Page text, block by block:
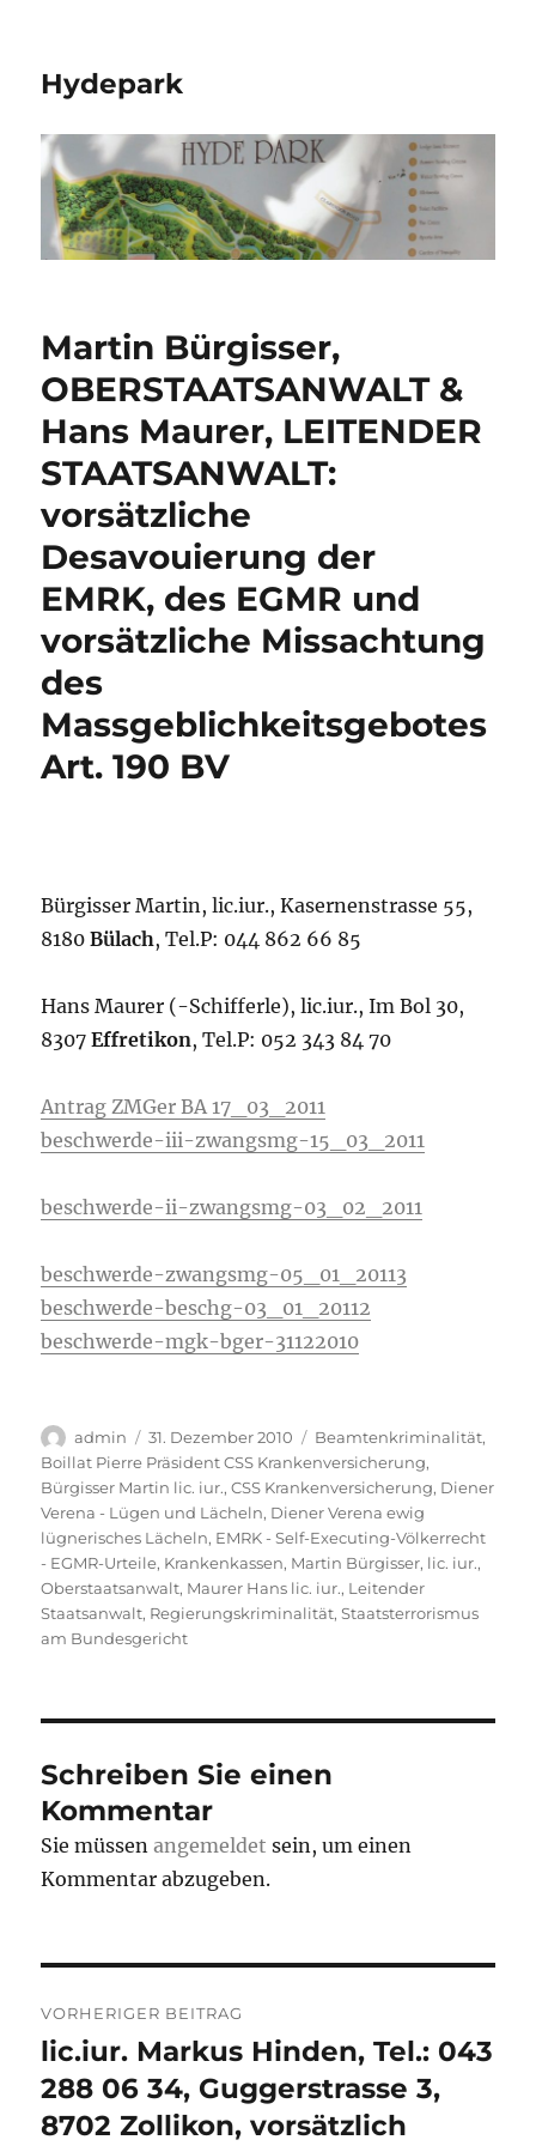
Hydepark
Martin Bürgisser,
OBERSTAATSANWALT &
Hans Maurer, LEITENDER
STAATSANWALT:
vorsätzliche
Desavouierung der
EMRK, des EGMR und
vorsätzliche Missachtung
des
Massgeblichkeitsgebotes
Art. 190 BV
Bürgisser Martin, lic.iur., Kasernenstrasse 55,
8180Bülach, Tel.P: 044 862 66 85
Hans Maurer (-Schifferle), lic.iur., Im Bol 30,
8307Effretikon, Tel.P: 052 343 84 70
Antrag ZMGer BA 17_03_2011
beschwerde-iii-zwangsmg-15_03_2011
beschwerde-ii-zwangsmg-03_02_2011
beschwerde-zwangsmg-05_01_20113
beschwerde-beschg-03_01_20112
beschwerde-mgk-bger-31122010
Autor
admin
Veröffentlicht
am
31. Dezember 2010 Kategorien
Beamtenkriminalität,
Boillat Pierre Präsident CSS Krankenversicherung,
Bürgisser Martin lic. iur.,CSS Krankenversicherung, Diener
Verena - Lügen und Lächeln, Diener Verena ewig
lügnerisches Lächeln, EMRK - Self-Executing-Völkerrecht
- EGMR-Urteile, Krankenkassen, Martin Bürgisser, lic. iur.,
Oberstaatsanwalt, Maurer Hans lic. iur., Leitender
Staatsanwalt, Regierungskriminalität,Staatsterrorismus
am Bundesgericht
Schreiben Sie einen
Kommentar
Sie müssenangemeldet sein, um einen
Kommentar abzugeben.
Navigation
VORHERIGER BEITRAG
Vorheriger
Beitrag:
lic.iur. Markus Hinden, Tel.: 043
288 06 34, Guggerstrasse 3,
8702 Zollikon, vorsätzlich